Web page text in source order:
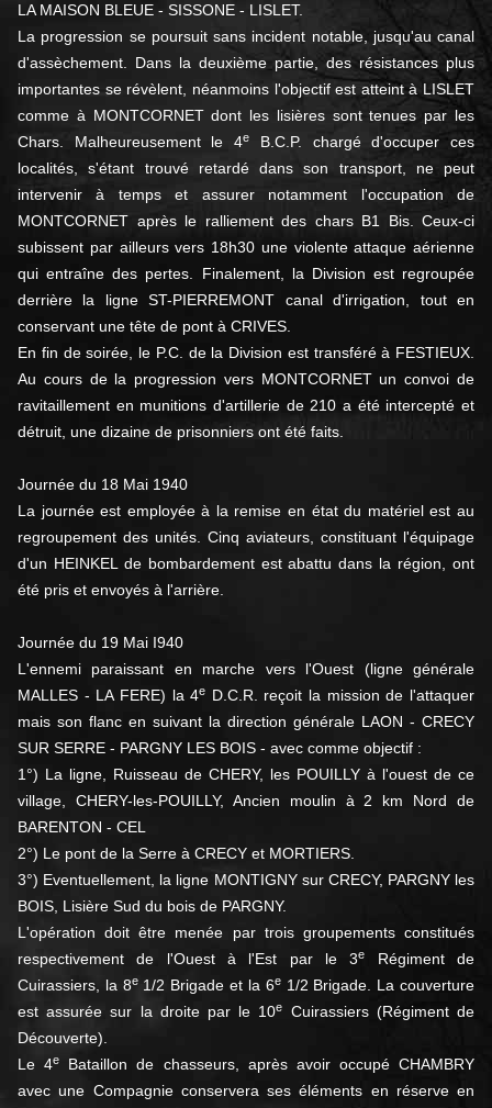
LA MAISON BLEUE - SISSONE - LISLET.
La progression se poursuit sans incident notable, jusqu'au canal
d'assèchement. Dans la deuxième partie, des résistances plus
importantes se révèlent, néanmoins l'objectif est atteint à LISLET
comme à MONTCORNET dont les lisières sont tenues par les
Chars. Malheureusement le 4e
B.C.P. chargé d'occuper ces
localités, s'étant trouvé retardé dans son transport, ne peut
intervenir à temps et assurer notamment l'occupation de
MONTCORNET après le ralliement des chars B1 Bis. Ceux-ci
subissent par ailleurs vers 18h30 une violente attaque aérienne
qui entraîne des pertes. Finalement, la Division est regroupée
derrière la ligne ST-PIERREMONT canal d'irrigation, tout en
conservant une tête de pont à CRIVES.
En fin de soirée, le P.C. de la Division est transféré à FESTIEUX.
Au cours de la progression vers MONTCORNET un convoi de
ravitaillement en munitions d'artillerie de 210 a été intercepté et
détruit, une dizaine de prisonniers ont été faits.
Journée du 18 Mai 1940
La journée est employée à la remise en état du matériel est au
regroupement des unités. Cinq aviateurs, constituant l'équipage
d'un HEINKEL de bombardement est abattu dans la région, ont
été pris et envoyés à l'arrière.
Journée du 19 Mai I940
L'ennemi paraissant en marche vers l'Ouest (ligne générale
MALLES - LA FERE) la 4e D.C.R. reçoit la mission de l'attaquer
mais son flanc en suivant la direction générale LAON - CRECY
SUR SERRE - PARGNY LES BOIS - avec comme objectif :
1°) La ligne, Ruisseau de CHERY, les POUILLY à l'ouest de ce
village, CHERY-les-POUILLY, Ancien moulin à 2 km Nord de
BARENTON - CEL
2°) Le pont de la Serre à CRECY et MORTIERS.
3°) Eventuellement, la ligne MONTIGNY sur CRECY, PARGNY les
BOIS, Lisière Sud du bois de PARGNY.
L'opération doit être menée par trois groupements constitués
respectivement de l'Ouest à l'Est par le 3e
Régiment de
Cuirassiers, la 8e1/2 Brigade et la 6e1/2 Brigade. La couverture
est assurée sur la droite par le 10e
Cuirassiers (Régiment de
Découverte).
Le 4e
Bataillon de chasseurs, après avoir occupé CHAMBRY
avec une Compagnie conservera ses éléments en réserve en